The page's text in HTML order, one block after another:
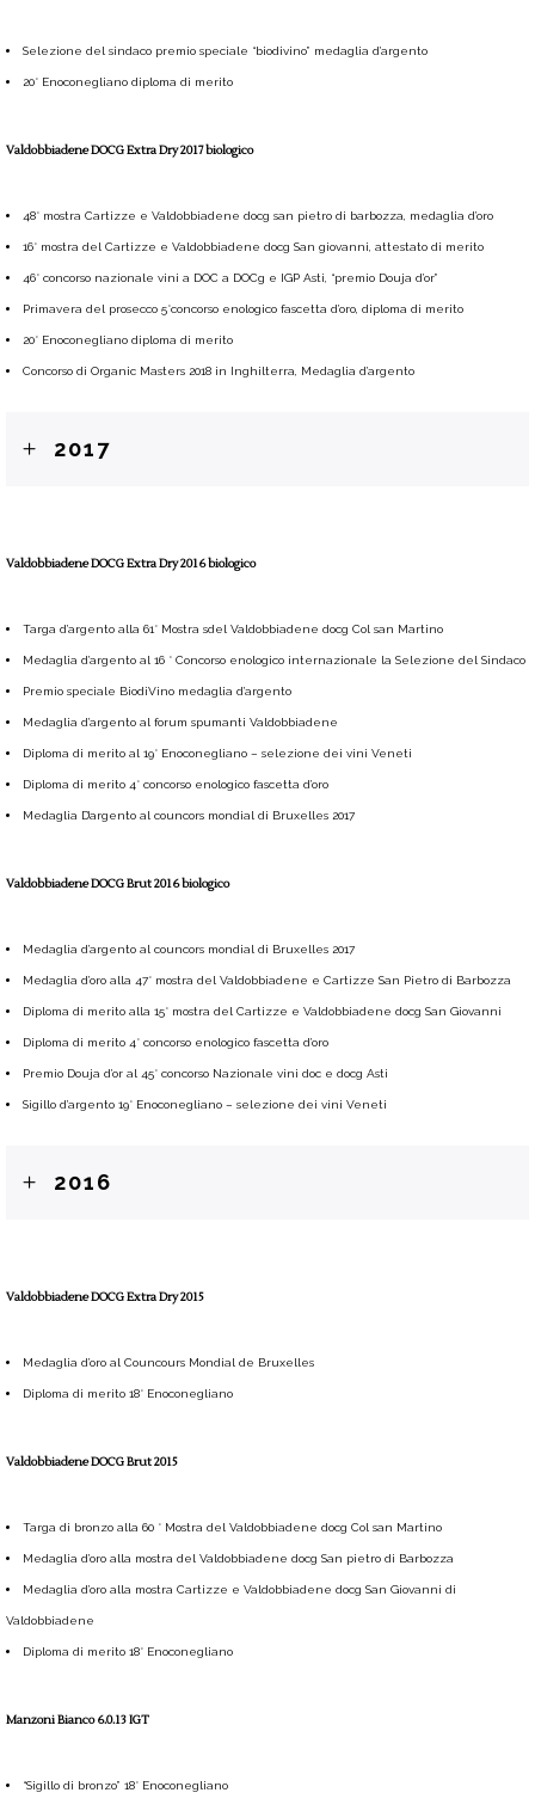
Selezione del sindaco premio speciale “biodivino” medaglia d’argento
20° Enoconegliano diploma di merito
Valdobbiadene DOCG Extra Dry 2017 biologico
48° mostra Cartizze e Valdobbiadene docg san pietro di barbozza, medaglia d’oro
16° mostra del Cartizze e Valdobbiadene docg San giovanni, attestato di merito
46° concorso nazionale vini a DOC a DOCg e IGP Asti, “premio Douja d’or”
Primavera del prosecco 5°concorso enologico fascetta d’oro, diploma di merito
20° Enoconegliano diploma di merito
Concorso di Organic Masters 2018 in Inghilterra, Medaglia d’argento
2017
Valdobbiadene DOCG Extra Dry 2016 biologico
Targa d’argento alla 61° Mostra sdel Valdobbiadene docg Col san Martino
Medaglia d’argento al 16 ° Concorso enologico internazionale la Selezione del Sindaco
Premio speciale BiodiVino medaglia d’argento
Medaglia d’argento al forum spumanti Valdobbiadene
Diploma di merito al 19° Enoconegliano – selezione dei vini Veneti
Diploma di merito 4° concorso enologico fascetta d’oro
Medaglia D’argento al councors mondial di Bruxelles 2017
Valdobbiadene DOCG Brut 2016 biologico
Medaglia d’argento al councors mondial di Bruxelles 2017
Medaglia d’oro alla 47° mostra del Valdobbiadene e Cartizze San Pietro di Barbozza
Diploma di merito alla 15° mostra del Cartizze e Valdobbiadene docg San Giovanni
Diploma di merito 4° concorso enologico fascetta d’oro
Premio Douja d’or al 45° concorso Nazionale vini doc e docg Asti
Sigillo d’argento 19° Enoconegliano – selezione dei vini Veneti
2016
Valdobbiadene DOCG Extra Dry 2015
Medaglia d’oro al Councours Mondial de Bruxelles
Diploma di merito 18° Enoconegliano
Valdobbiadene DOCG Brut 2015
Targa di bronzo alla 60 ° Mostra del Valdobbiadene docg Col san Martino
Medaglia d’oro alla mostra del Valdobbiadene docg San pietro di Barbozza
Medaglia d’oro alla mostra Cartizze e Valdobbiadene docg San Giovanni di
Valdobbiadene
Diploma di merito 18° Enoconegliano
Manzoni Bianco 6.0.13 IGT
“Sigillo di bronzo” 18° Enoconegliano